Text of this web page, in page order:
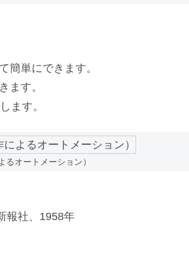
単にできます。
ます。
ます。
オートメーション）
報社、1958年